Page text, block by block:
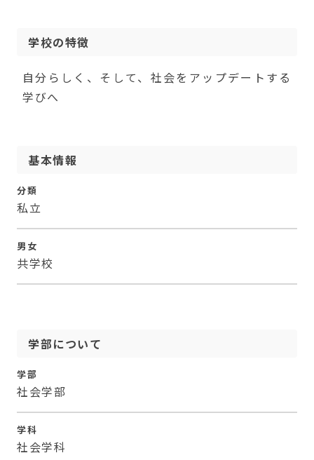
学校の特徴
自分らしく、そして、社会をアップデートする
学びへ
基本情報
分類
私立
男女
共学校
学部について
学部
社会学部
学科
社会学科